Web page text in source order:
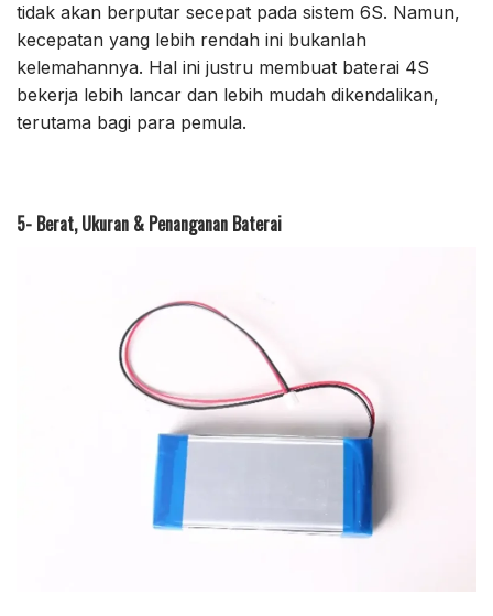
tidak akan berputar secepat pada sistem 6S. Namun,
kecepatan yang lebih rendah ini bukanlah
kelemahannya. Hal ini justru membuat baterai 4S
bekerja lebih lancar dan lebih mudah dikendalikan,
terutama bagi para pemula.
5- Berat, Ukuran & Penanganan Baterai